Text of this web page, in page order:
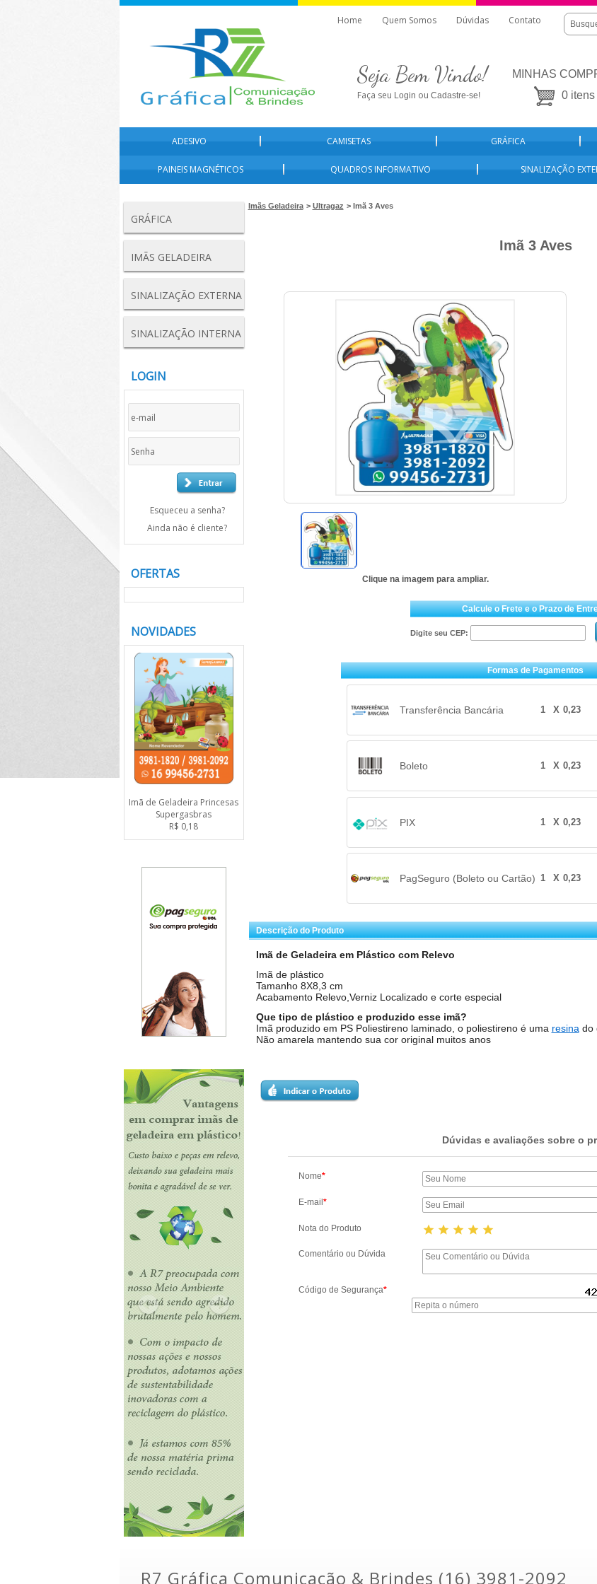
Home Quem Somos Dúvidas Contato
Seja Bem Vindo!
Faça seu Login ou Cadastre-se!
MINHAS
0 itens
ADESIVO CAMISETAS GRÁFICA
PAINEIS MAGNÉTICOS QUADROS INFORMATIVO SINALIZAÇÃO
GRÁFICA
IMÃS GELADEIRA
SINALIZAÇÃO EXTERNA
SINALIZAÇÃO INTERNA
LOGIN
Esqueceu a senha?
Ainda não é cliente?
OFERTAS
NOVIDADES
Imã de Geladeira Princesas
Supergasbras
R$ 0,18
Imãs Geladeira > Ultragaz > Imã 3 Aves
Imã 3 Aves
Clique na imagem para ampliar.
Calcule o Frete e o Prazo de
Digite seu CEP:
Formas de Pagamentos
Transferência Bancária 1 X 0,23
Boleto 1 X 0,23
PIX 1 X 0,23
PagSeguro (Boleto ou Cartão) 1 X 0,23
Descrição do Produto
Imã de Geladeira em Plástico com Relevo
Imã de plástico
Tamanho 8X8,3 cm
Acabamento Relevo,Verniz Localizado e corte especial
Que tipo deplástico e produzido esse imã?
Imã produzido em PS Poliestireno laminado, o poliestireno é uma resina do
Não amarela mantendo sua cor original muitos anos
Dúvidas e avaliações sobre o
Nome*
E-mail *
Nota do Produto star star star star star
Comentário ou Dúvida
Código de Segurança*
R7 Gráfica Comunicação & Brindes (16) 3981-2092